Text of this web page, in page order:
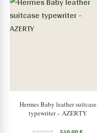
Hermes Baby leather suitcase
typewriter – AZERTY